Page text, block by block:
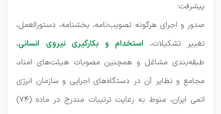
پیشرفت:
صدور و اجرای هرگونه تصویب‌نامه، بخشنامه، دستورالعمل،
تغییر تشکیلات،
استخدام و بکارگیری نیروی انسانی،
طبقه‌بندی مشاغل و همچنین مصوبات هیئت‌های امناء،
مجامع و نظایر آن در دستگاه‌های اجرایی و سازمان انرژی
اتمی ایران، منوط به رعایت ترتیبات مندرج در ماده (74)